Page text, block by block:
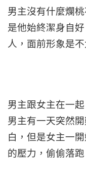
男主沒有什麼爛
是他始終潔身自
人，面前形象是不
男主跟女主在一
男主有一天突然
白，但是女主一
的壓力，偷偷落跑